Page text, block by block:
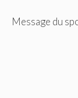
Message du